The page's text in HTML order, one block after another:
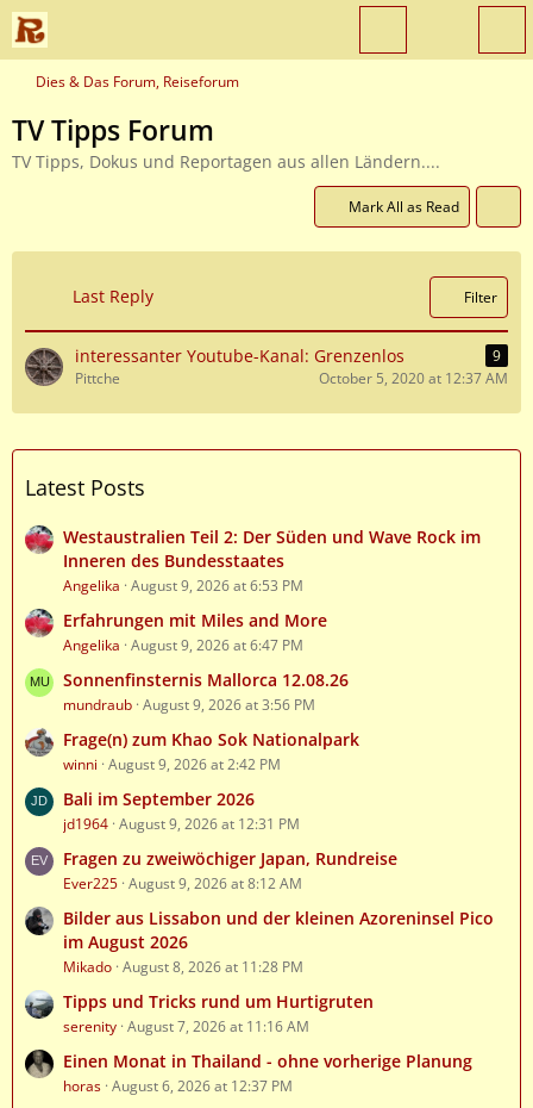
Dies & Das Forum, Reiseforum
TV Tipps Forum
TV Tipps, Dokus und Reportagen aus allen Ländern....
Mark All as Read
Last Reply Filter
interessanter Youtube-Kanal: Grenzenlos
9
Pittche
October 5, 2020 at 12:37 AM
Latest Posts
Westaustralien Teil 2: Der Süden und Wave Rock im
Inneren des Bundesstaates
Angelika August 9, 2026 at 6:53 PM
Erfahrungen mit Miles and More
Angelika August 9, 2026 at 6:47 PM
Sonnenfinsternis Mallorca 12.08.26
mundraub August 9, 2026 at 3:56 PM
Frage(n) zum Khao Sok Nationalpark
winni August 9, 2026 at 2:42 PM
Bali im September 2026
jd1964 August 9, 2026 at 12:31 PM
Fragen zu zweiwöchiger Japan, Rundreise
Ever225 August 9, 2026 at 8:12 AM
Bilder aus Lissabon und der kleinen Azoreninsel Pico
im August 2026
Mikado August 8, 2026 at 11:28 PM
Tipps und Tricks rund um Hurtigruten
serenity August 7, 2026 at 11:16 AM
Einen Monat in Thailand - ohne vorherige Planung
horas August 6, 2026 at 12:37 PM